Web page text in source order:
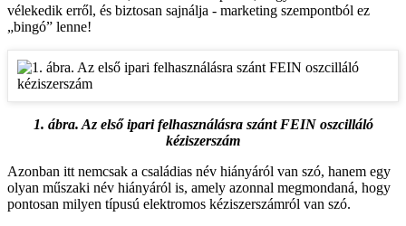
vélekedik erről, és biztosan sajnálja - marketing szempontból ez
„bingó” lenne!
1. ábra. Az első ipari felhasználásra szánt FEIN oszcilláló
kéziszerszám
Azonban itt nemcsak a családias név hiányáról van szó, hanem egy
olyan műszaki név hiányáról is, amely azonnal megmondaná, hogy
pontosan milyen típusú elektromos kéziszerszámról van szó.